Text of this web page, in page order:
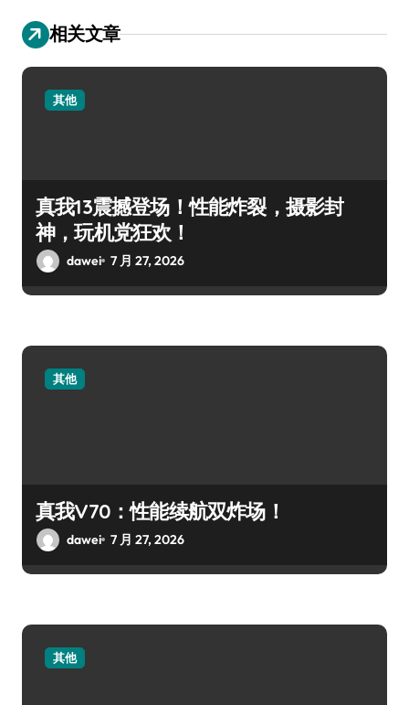
相关文章
其他
真我13震撼登场！性能炸裂，摄影封
神，玩机党狂欢！
dawei 7 月 27, 2026
其他
真我V70：性能续航双炸场！
dawei 7 月 27, 2026
其他